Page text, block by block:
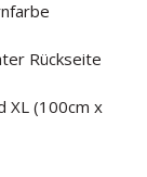
Rückseite
XL (100cm x